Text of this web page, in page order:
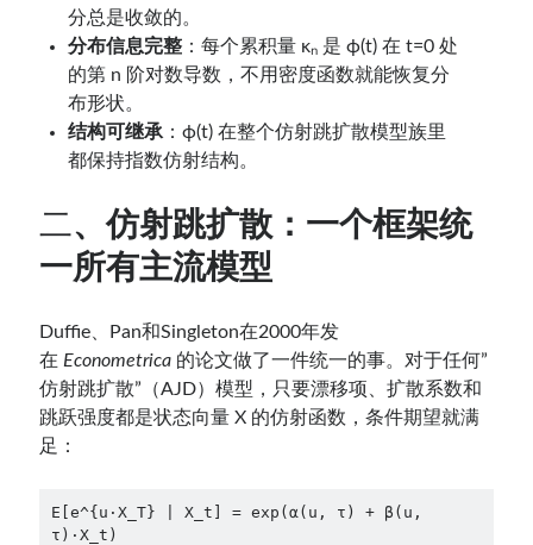
分总是收敛的。
分布信息完整 ：每个累积量 κₙ 是 ϕ(t) 在 t=0 处
的第 n 阶对数导数，不用密度函数就能恢复分
布形状。
结构可继承 ：ϕ(t) 在整个仿射跳扩散模型族里
都保持指数仿射结构。
二、仿射跳扩散：一个框架统
一所有主流模型
Duffie、Pan和Singleton在2000年发
在 Econometrica 的论文做了一件统一的事。对于任何”
仿射跳扩散”（AJD）模型，只要漂移项、扩散系数和
跳跃强度都是状态向量 X 的仿射函数，条件期望就满
足：
E[e^{u·X_T} | X_t] = exp(α(u, τ) + β(u,
τ)·X_t)